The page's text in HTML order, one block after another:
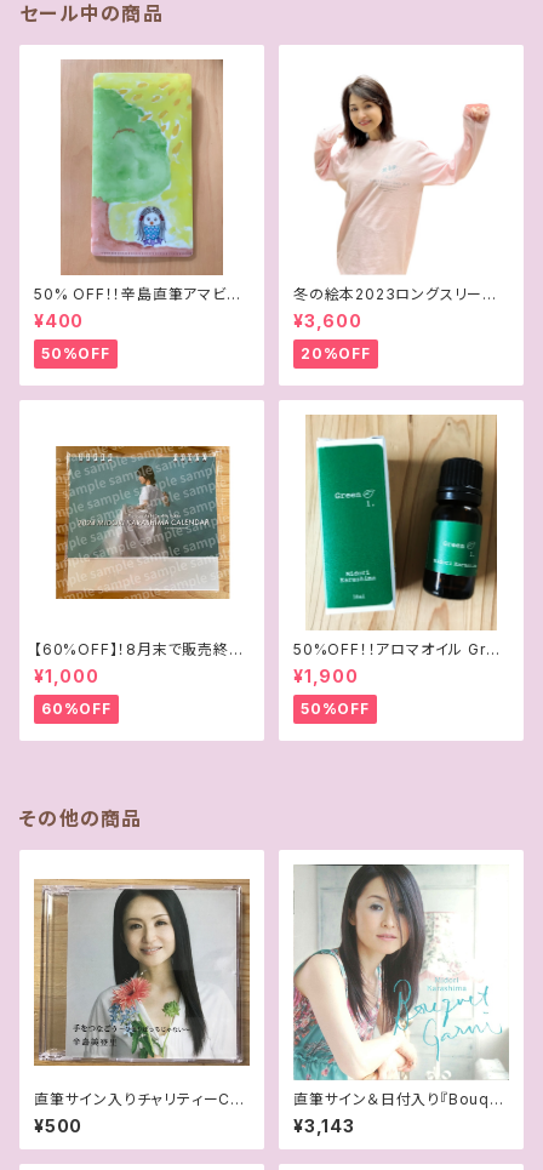
セール中の商品
50% OFF！！辛島直筆アマビエ
イラスト マスク＆チケットケース
¥400
50%OFF
冬の絵本2023ロングスリーブT
シャツ
¥3,600
20%OFF
【60%OFF】！8月末で販売終了
「35周年記念2024年4月始まり
卓上カレンダー」
¥1,000
60%OFF
50%OFF！！アロマオイル Gree
n
¥1,900
50%OFF
その他の商品
直筆サイン入りチャリティーCD
「手をつなごう〜ひとりぼっちじ
ゃない〜」
¥500
直筆サイン＆日付入り『Bouqu
et Garni』
¥3,143